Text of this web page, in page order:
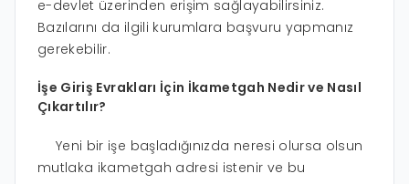
e-devlet üzerinden erişim sağlayabilirsiniz.
Bazılarını da ilgili kurumlara başvuru yapmanız
gerekebilir.
İşe Giriş Evrakları İçin İkametgah Nedir ve Nasıl
Çıkartılır?
Yeni bir işe başladığınızda neresi olursa olsun
mutlaka ikametgah adresi istenir ve bu